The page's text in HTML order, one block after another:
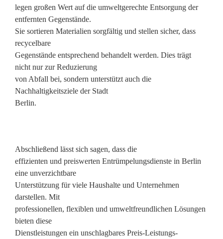
legen großen Wert auf die umweltgerechte Entsorgung der
entfernten Gegenstände.
Sie sortieren Materialien sorgfältig und stellen sicher, dass
recycelbare
Gegenstände entsprechend behandelt werden. Dies trägt
nicht nur zur Reduzierung
von Abfall bei, sondern unterstützt auch die
Nachhaltigkeitsziele der Stadt
Berlin.
Abschließend lässt sich sagen, dass die
effizienten und preiswerten Entrümpelungsdienste in Berlin
eine unverzichtbare
Unterstützung für viele Haushalte und Unternehmen
darstellen. Mit
professionellen, flexiblen und umweltfreundlichen Lösungen
bieten diese
Dienstleistungen ein unschlagbares Preis-Leistungs-